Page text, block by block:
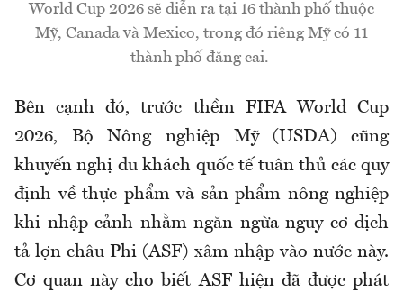
World Cup 2026 sẽ diễn ra tại 16 thành phố thuộc
Mỹ, Canada và Mexico, trong đó riêng Mỹ có 11
thành phố đăng cai.
Bên cạnh đó, trước thềm FIFA World Cup
2026, Bộ Nông nghiệp Mỹ (USDA) cũng
khuyến nghị du khách quốc tế tuân thủ các quy
định về thực phẩm và sản phẩm nông nghiệp
khi nhập cảnh nhằm ngăn ngừa nguy cơ dịch
tả lợn châu Phi (ASF) xâm nhập vào nước này.
Cơ quan này cho biếtASFhiện đã được phát